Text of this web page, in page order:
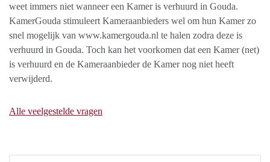
weet immers niet wanneer een Kamer is verhuurd in Gouda.
KamerGouda stimuleert Kameraanbieders wel om hun Kamer zo
snel mogelijk van www.kamergouda.nl te halen zodra deze is
verhuurd in Gouda. Toch kan het voorkomen dat een Kamer (net)
is verhuurd en de Kameraanbieder de Kamer nog niet heeft
verwijderd.
Alle veelgestelde vragen